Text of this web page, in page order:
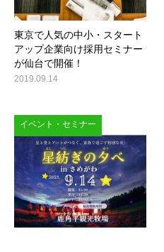
東京で人気の中小・スタート
アップ企業向け採用セミナー
が仙台で開催！
2019.09.14
イベント・セミナー